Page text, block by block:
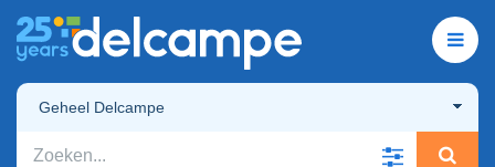
Geheel Delcampe